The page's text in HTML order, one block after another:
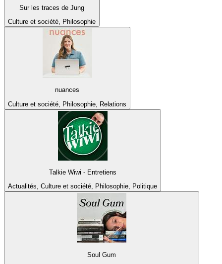
Sur les traces de Jung
Culture et société, Philosophie
nuances
Culture et société, Philosophie, Relations
Talkie Wiwi - Entretiens
Actualités, Culture et société, Philosophie, Politique
Soul Gum